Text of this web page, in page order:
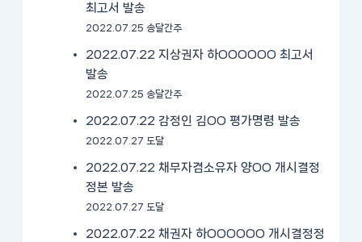
최고서 발송
2022.07.25 송달간주
2022.07.22 지상권자 하OOOOOO 최고서
발송
2022.07.25 송달간주
2022.07.22 감정인 김OO 평가명령 발송
2022.07.27 도달
2022.07.22 채무자겸소유자 양OO 개시결정
정본 발송
2022.07.27 도달
2022.07.22 채권자 하OOOOOO 개시결정정